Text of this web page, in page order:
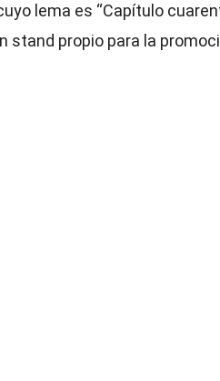
lema es “Capítulo
stand propio para la